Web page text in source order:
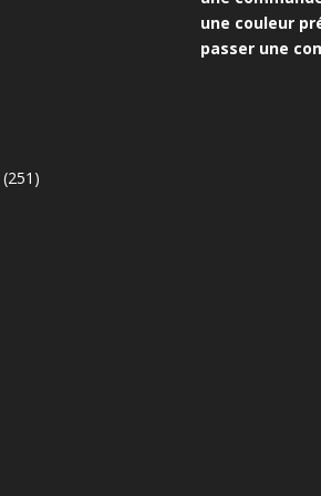
251 251
une couleur
passer une